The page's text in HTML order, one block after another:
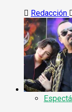
Redacción